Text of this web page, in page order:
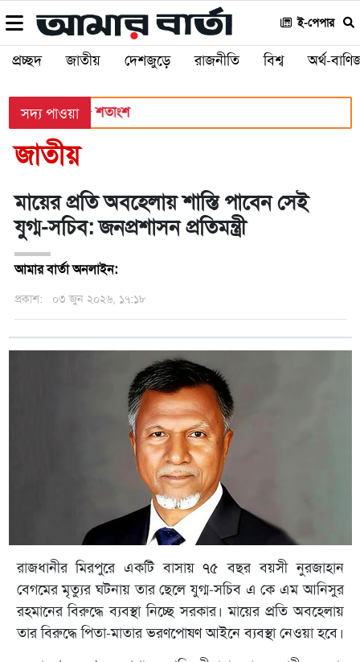
ই-পেপার
প্রচ্ছদ জাতীয় দেশজুড়ে রাজনীতি বিশ্ব অর্থ-
সদ্য পাওয়া
হার ৬২.২৫ শতাংশ
জাতীয়
মায়ের প্রতি অবহেলায় শাস্তি পাবেন সেই
যুগ্ম-সচিব: জনপ্রশাসন প্রতিমন্ত্রী
আমার বার্তা অনলাইন:
প্রকাশ: ০৩ জুন ২০২৬, ১৭:১৮
রাজধানীর মিরপুরে একটি বাসায় ৭৫ বছর বয়সী নুরজাহান
বেগমের মৃত্যুর ঘটনায় তার ছেলে যুগ্ম-সচিব এ কে এম আনিসুর
রহমানের বিরুদ্ধে ব্যবস্থা নিচ্ছে সরকার। মায়ের প্রতি অবহেলায়
তার বিরুদ্ধে পিতা-মাতার ভরণপোষণ আইনে ব্যবস্থা নেওয়া হবে।